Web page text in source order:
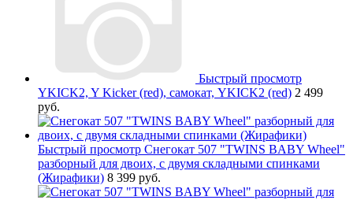
Быстрый просмотр
YKICK2, Y Kicker (red), самокат, YKICK2 (red) 2 499
руб.
Быстрый просмотр Снегокат 507 "TWINS BABY Wheel"
разборный для двоих, с двумя складными спинками
(Жирафики) 8 399 руб.